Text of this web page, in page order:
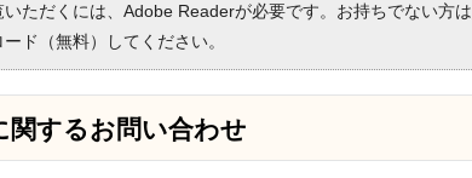
ただくには、Adobe Readerが必要です。お持ちでない方は
ド（無料）してください。
関するお問い合わせ